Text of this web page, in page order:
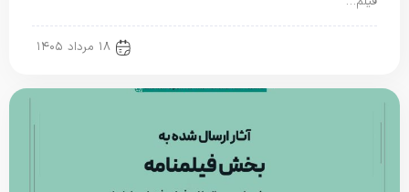
۱۸ مرداد ۱۴۰۵